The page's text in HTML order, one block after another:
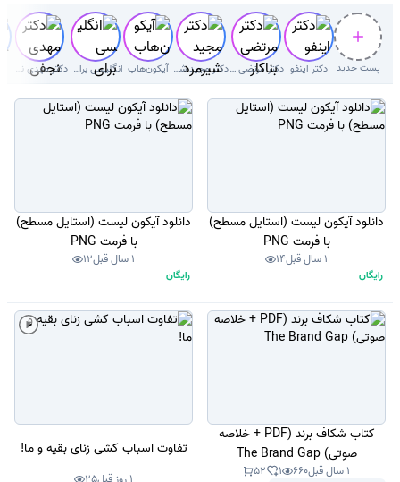
پست جدید دکتر اینفو دکتر مرتضی بناکار دکتر‌ مجید شیرمردی‌ آیکون‌هاب انگلیسی برای کودکان دکتر مهدی نجفی دلوئی
دانلود آیکون لیست (استایل مسطح)
با فرمت PNG
1 سال قبل 14
رایگان
دانلود آیکون لیست (استایل مسطح)
با فرمت PNG
1 سال قبل 12
رایگان
کتاب شکاف برند (PDF + خلاصه
صوتی) The Brand Gap
1 سال قبل 660
1
52
تفاوت اسباب کشی زنای بقیه و ما!